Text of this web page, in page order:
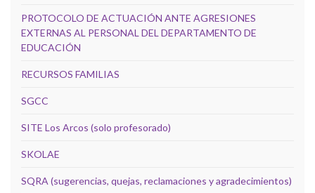
PROTOCOLO DE ACTUACIÓN ANTE AGRESIONES
EXTERNAS AL PERSONAL DEL DEPARTAMENTO DE
EDUCACIÓN
RECURSOS FAMILIAS
SGCC
SITE Los Arcos (solo profesorado)
SKOLAE
SQRA (sugerencias, quejas, reclamaciones y agradecimientos)